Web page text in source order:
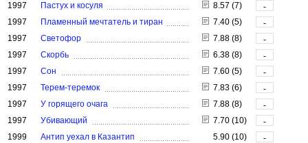
1997
Пастух и косуля 8.57 (7)
-
1997
Пламенный мечтатель и тиран 7.40 (5)
-
1997
Светофор 7.88 (8)
-
1997
Скорбь 6.38 (8)
-
1997
Сон 7.60 (5)
-
1997
Терем-теремок 7.83 (6)
-
1997
У горящего очага 7.88 (8)
-
1997
Убивающий 7.70 (10)
-
1999
Антип уехал в Казантип 5.90 (10)
-